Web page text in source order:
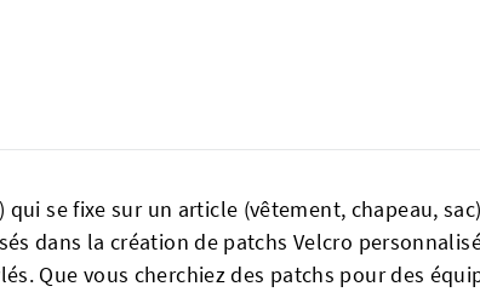
qui se fixe sur un article (vêtement, chapeau,
dans la création de patchs Velcro
Que vous cherchiez des patchs pour des